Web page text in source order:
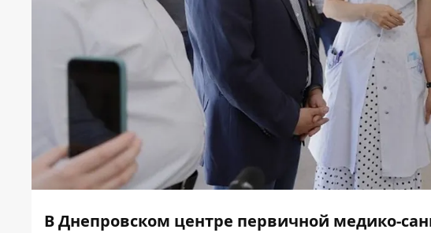
В Днепровском центре первичной медико-